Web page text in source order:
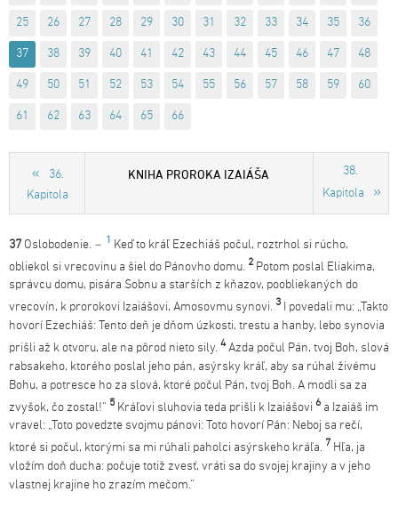
25 26 27 28 29 30 31 32 33 34 35 36
37 38 39 40 41 42 43 44 45 46 47 48
49 50 51 52 53 54 55 56 57 58 59 60
61 62 63 64 65 66
36.
Kapitola
KNIHA PROROKA IZAIÁŠA
38.
Kapitola
37 Oslobodenie. – 1 Keď to kráľ Ezechiáš počul, roztrhol si rúcho,
obliekol si vrecovinu a šiel do Pánovho domu. 2 Potom poslal Eliakima,
správcu domu, pisára Sobnu a starších z kňazov, poobliekaných do
vrecovín, k prorokovi Izaiášovi, Amosovmu synovi. 3 I povedali mu: „Takto
hovorí Ezechiáš: Tento deň je dňom úzkosti, trestu a hanby, lebo synovia
prišli až k otvoru, ale na pôrod nieto sily. 4Azda počul Pán, tvoj Boh, slová
rabsakeho, ktorého poslal jeho pán, asýrsky kráľ, aby sa rúhal živému
Bohu, a potresce ho za slová, ktoré počul Pán, tvoj Boh. A modli sa za
zvyšok, čo zostal!“ 5 Kráľovi sluhovia teda prišli k Izaiášovi 6 a Izaiáš im
vravel: „Toto povedzte svojmu pánovi: Toto hovorí Pán: Neboj sa rečí,
ktoré si počul, ktorými sa mi rúhali paholci asýrskeho kráľa. 7 Hľa, ja
vložím doň ducha: počuje totiž zvesť, vráti sa do svojej krajiny a v jeho
vlastnej krajine ho zrazím mečom.“